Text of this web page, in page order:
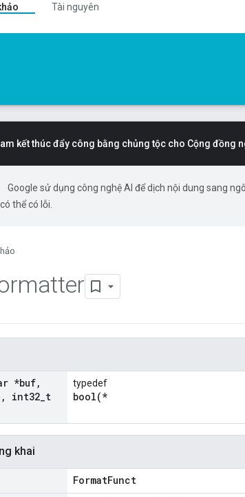
Tài nguyên
kết thúc đẩy công bằng chủng tộc cho Cộng đồng
Google sử dụng công nghệ AI để dịch nội dung sang
thể có lỗi.
*buf,
, int32 t
typedef
bool(*
khai
FormatFunct